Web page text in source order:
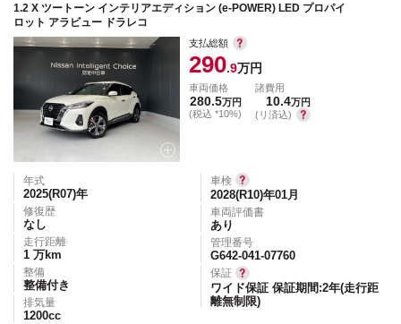
1.2 X ツートーン インテリアエディション (e-POWER) LED プロパイ
ロット アラビュー ドラレコ
支払総額
290.9万円
車両価格
280.5万円
(税込 *10%)
諸費用
10.4万円
(リ済込)
年式
2025(R07)年
修復歴
なし
走行距離
1 万km
整備
整備付き
排気量
1200cc
車検
2028(R10)年01月
車両評価書
あり
管理番号
G642-041-07760
保証
ワイド保証 保証期間:2年(走行距
離無制限)